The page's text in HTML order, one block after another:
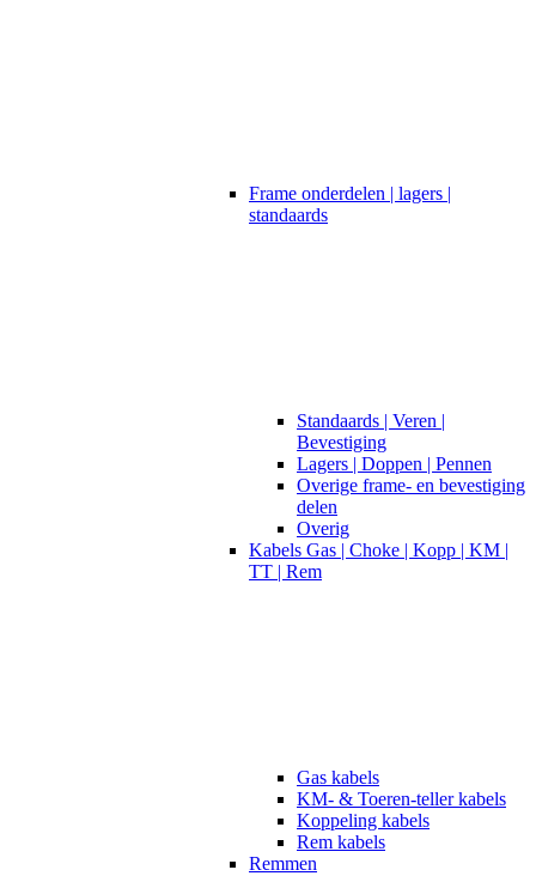
Frame onderdelen | lagers |
standaards
Standaards | Veren |
Bevestiging
Lagers | Doppen | Pennen
Overige frame- en bevestiging
delen
Overig
Kabels Gas | Choke | Kopp | KM |
TT | Rem
Gas kabels
KM- & Toeren-teller kabels
Koppeling kabels
Rem kabels
Remmen